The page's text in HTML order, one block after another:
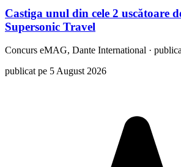
Castiga unul din cele 2 uscătoare
Supersonic Travel
Concurs eMAG, Dante International ·
publicat pe 5 August 2026